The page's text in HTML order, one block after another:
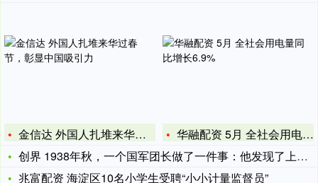
金信达 外国人扎堆来华过春节，彰显中国吸引力
华融配资 5月 全社会用电量同比增长6.9%
创界 1938年秋，一个国军团长做了一件事：他发现了上万发友
兆富配资 海淀区10名小学生受聘“小小计量监督员”